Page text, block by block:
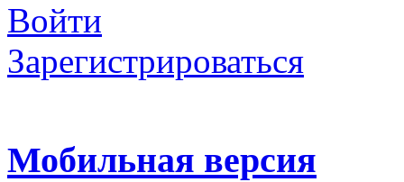
Войти
Зарегистрироваться
Мобильная версия